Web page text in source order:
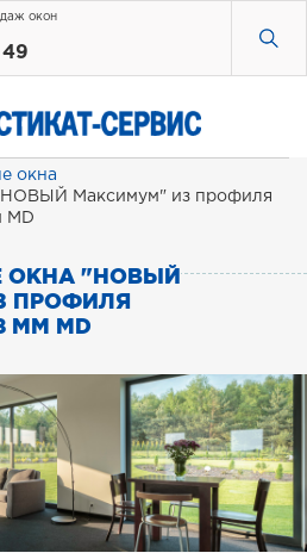
окон
окна
"НОВЫЙ Максимум" из профиля
MD
ОКНА "НОВЫЙ
ПРОФИЛЯ
ММ MD